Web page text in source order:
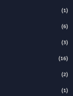
(1)
(6)
(3)
(16)
(2)
(1)